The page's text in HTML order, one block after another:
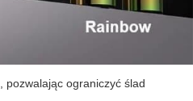
pozwalając ograniczyć ślad